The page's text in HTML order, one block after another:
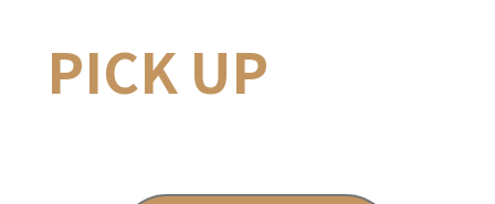
一般書
PICK UP